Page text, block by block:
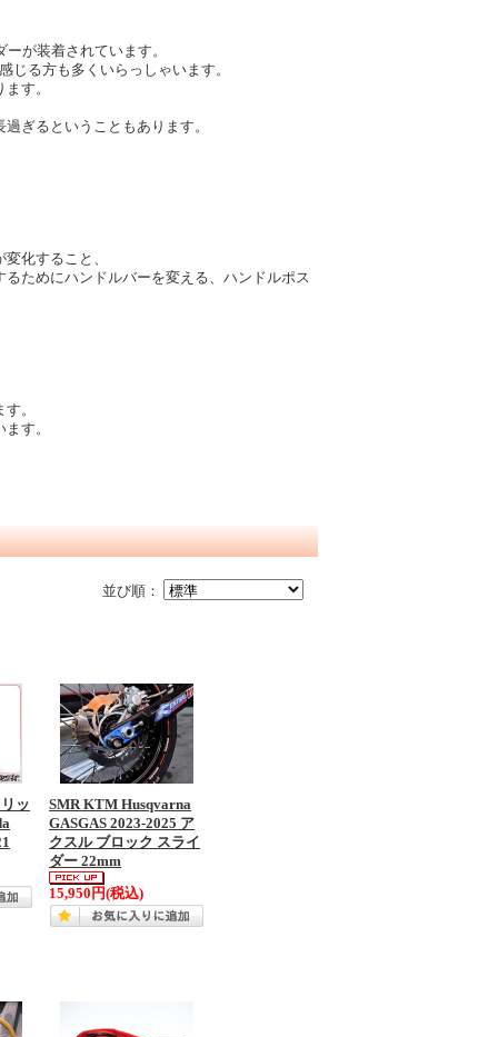
が装着されています。
じる方も多くいらっしゃいます。
す。
ぎるということもあります。
化すること、
ためにハンドルバーを変える、ハンドルポス
。
す。
並び順：
ッ
SMR KTM Husqvarna
GASGAS 2023-2025 ア
クスル ブロック スライ
ダー 22mm
15,950円(税込)